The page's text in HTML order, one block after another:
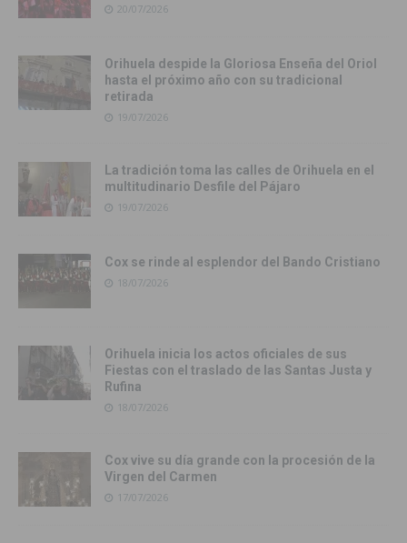
20/07/2026
Orihuela despide la Gloriosa Enseña del Oriol
hasta el próximo año con su tradicional
retirada
19/07/2026
La tradición toma las calles de Orihuela en el
multitudinario Desfile del Pájaro
19/07/2026
Cox se rinde al esplendor del Bando Cristiano
18/07/2026
Orihuela inicia los actos oficiales de sus
Fiestas con el traslado de las Santas Justa y
Rufina
18/07/2026
Cox vive su día grande con la procesión de la
Virgen del Carmen
17/07/2026